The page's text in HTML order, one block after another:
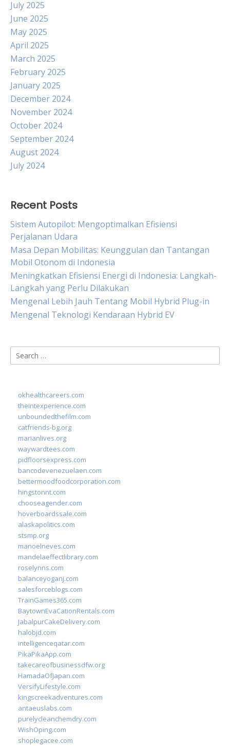
July 2025
June 2025
May 2025
April 2025
March 2025
February 2025
January 2025
December 2024
November 2024
October 2024
September 2024
August 2024
July 2024
Recent Posts
Sistem Autopilot: Mengoptimalkan Efisiensi
Perjalanan Udara
Masa Depan Mobilitas: Keunggulan dan Tantangan
Mobil Otonom di Indonesia
Meningkatkan Efisiensi Energi di Indonesia: Langkah-
Langkah yang Perlu Dilakukan
Mengenal Lebih Jauh Tentang Mobil Hybrid Plug-in
Mengenal Teknologi Kendaraan Hybrid EV
Search
for:
okhealthcareers.com
theintexperience.com
unboundedthefilm.com
catfriends-bg.org
marianlives.org
waywardtees.com
pidfloorsexpress.com
bancodevenezuelaen.com
bettermoodfoodcorporation.com
hingstonnt.com
chooseagender.com
hoverboardssale.com
alaskapolitics.com
stsmp.org
manoelneves.com
mandelaeffectlibrary.com
roselynns.com
balanceyoganj.com
salesforceblogs.com
TrainGames365.com
BaytownEvaCationRentals.com
JabalpurCakeDelivery.com
halobjd.com
intelligenceqatar.com
PikaPikaApp.com
takecareofbusinessdfw.org
HamadaOfJapan.com
VersifyLifestyle.com
kingscreekadventures.com
antaeuslabs.com
purelycleanchemdry.com
WishOping.com
shoplegacee.com